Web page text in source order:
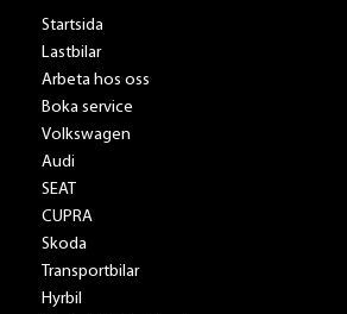
Startsida
Lastbilar
Arbeta hos oss
Boka service
Volkswagen
Audi
SEAT
CUPRA
Skoda
Transportbilar
Hyrbil